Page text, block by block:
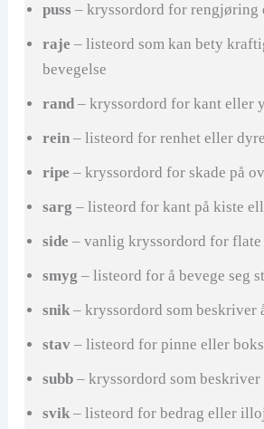
puss – kryssordord for rengjøring
raje – listeord som kan bety
bevegelse
rand– kryssordord for kant eller
rein– listeord for renhet eller
ripe – kryssordord for skade på
sarg – listeord for kant på kiste
side – vanlig kryssordord for
smyg – listeord for å bevege seg
snik– kryssordord som beskriver
stav– listeord for pinne eller
subb– kryssordord som beskriver
svik– listeord for bedrag eller